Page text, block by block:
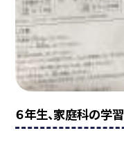
６年生、家庭科の学習